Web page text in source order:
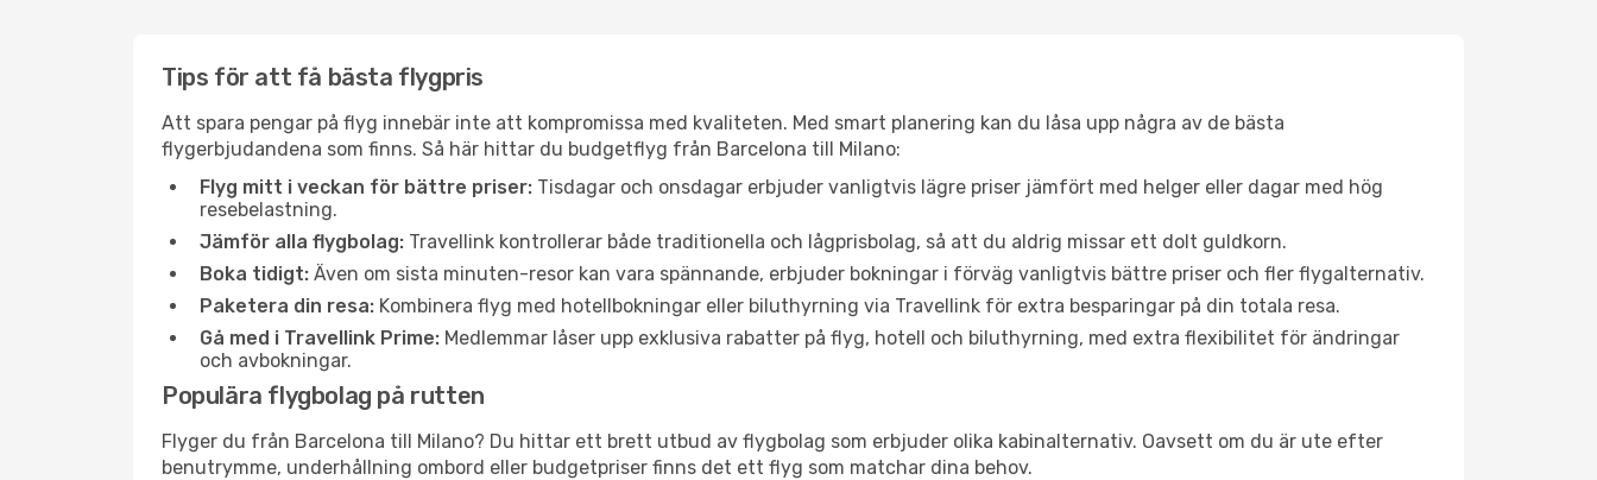
Tips för att få bästa flygpris
Att spara pengar på flyg innebär inte att kompromissa med kvaliteten. Med smart planering kan du låsa upp några av de bästa
flygerbjudandena som finns. Så här hittar du budgetflyg från Barcelona till Milano:
Flyg mitt i veckan för bättre priser: Tisdagar och onsdagar erbjuder vanligtvis lägre priser jämfört med helger eller dagar med hög
resebelastning.
Jämför alla flygbolag: Travellink kontrollerar både traditionella och lågprisbolag, så att du aldrig missar ett dolt guldkorn.
Boka tidigt: Även om sista minuten-resor kan vara spännande, erbjuder bokningar i förväg vanligtvis bättre priser och fler flygalternativ.
Paketera din resa: Kombinera flyg med hotellbokningar eller biluthyrning via Travellink för extra besparingar på din totala resa.
Gå med i Travellink Prime: Medlemmar låser upp exklusiva rabatter på flyg, hotell och biluthyrning, med extra flexibilitet för ändringar
och avbokningar.
Populära flygbolag på rutten
Flyger du från Barcelona till Milano? Du hittar ett brett utbud av flygbolag som erbjuder olika kabinalternativ. Oavsett om du är ute efter
benutrymme, underhållning ombord eller budgetpriser finns det ett flyg som matchar dina behov.